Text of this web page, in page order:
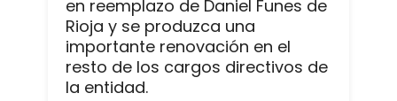
en reemplazo de Daniel Funes de
Rioja y se produzca una
importante renovación en el
resto de los cargos directivos de
la entidad.